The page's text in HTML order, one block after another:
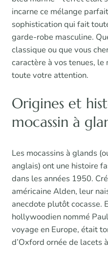
incarne ce mélange
sophistication qui fait
garde-robe masculine.
classique ou que vous
caractère à vos tenues,
toute votre attention.
Origines et
mocassin à
Les mocassins à glands
anglais) ont une histoire
dans les années 1950.
américaine Alden, leur
anecdote plutôt cocasse.
hollywoodien nommé
voyage en Europe, était
d’Oxford ornée de lacets